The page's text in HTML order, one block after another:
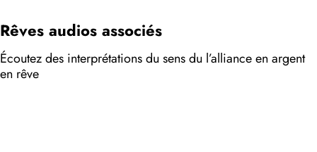
Rêves audios associés
Écoutez des interprétations du sens du l’alliance en argent
en rêve